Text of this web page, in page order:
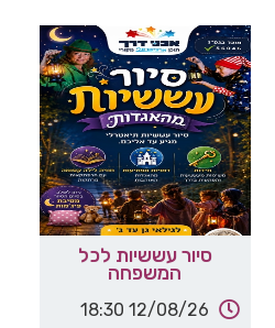
סיור עששיות לכל
המשפחה
12/08/26
18:30